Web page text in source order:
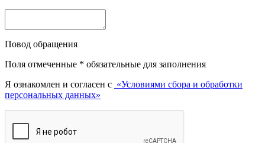
Повод обращения
Поля отмеченные * обязательные для заполнения
Я ознакомлен и согласен с «Условиями сбора и обработки
персональных данных»